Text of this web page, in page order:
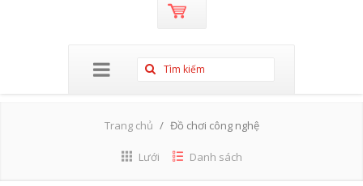
Trang chủ Đồ chơi công nghệ
Lưới Danh sách